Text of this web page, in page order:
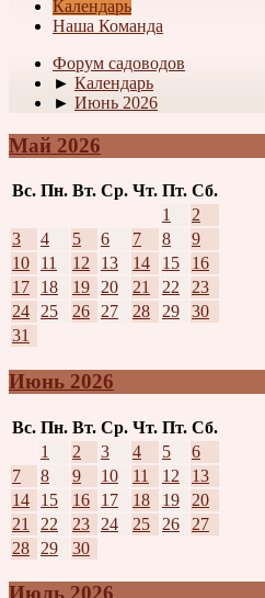
Календарь
Наша Команда
Форум садоводов
► Календарь
► Июнь 2026
Май 2026
Вс. Пн. Вт. Ср. Чт. Пт. Сб.
1
2
3
4 5 6 7 8
9
10
11 12 13 14 15
16
17
18 19 20 21 22
23
24
25 26 27 28 29
30
31
Июнь 2026
Вс. Пн. Вт. Ср. Чт. Пт. Сб.
1
2 3 4 5
6
7
8 9 10 11 12
13
14
15 16 17 18 19
20
21
22 23 24 25 26
27
28
29 30